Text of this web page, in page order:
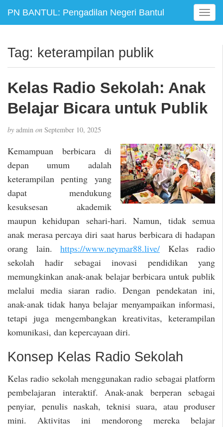
PN BANTUL: Pengadilan Negeri Bantul
T
o
e
a
i
t
i
o
n
Tag: keterampilan publik
Kelas Radio Sekolah: Anak
Belajar Bicara untuk Publik
by admin on September 10, 2025
Kemampuan berbicara di
depan umum adalah
keterampilan penting yang
dapat mendukung
kesuksesan akademik
maupun kehidupan sehari-hari. Namun, tidak semua
anak merasa percaya diri saat harus berbicara di hadapan
orang lain. https://www.neymar88.live/ Kelas radio
sekolah hadir sebagai inovasi pendidikan yang
memungkinkan anak-anak belajar berbicara untuk publik
melalui media siaran radio. Dengan pendekatan ini,
anak-anak tidak hanya belajar menyampaikan informasi,
tetapi juga mengembangkan kreativitas, keterampilan
komunikasi, dan kepercayaan diri.
Konsep Kelas Radio Sekolah
Kelas radio sekolah menggunakan radio sebagai platform
pembelajaran interaktif. Anak-anak berperan sebagai
penyiar, penulis naskah, teknisi suara, atau produser
mini. Aktivitas ini mendorong mereka belajar